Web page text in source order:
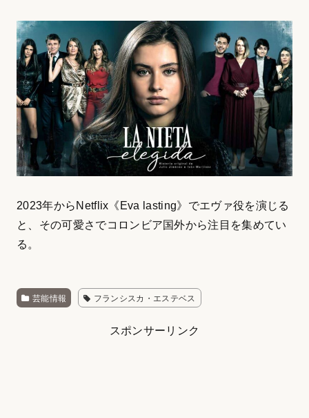
2023年からNetflix《Eva lasting》でエヴァ役を演じる
と、その可愛さでコロンビア国外から注目を集めてい
る。
芸能情報 フランシスカ・エステベス
スポンサーリンク